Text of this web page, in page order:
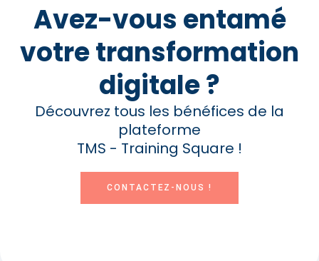
Avez-vous entamé
votre transformation
digitale ?
Découvrez tous les bénéfices de la
plateforme
TMS - Training Square !
CONTACTEZ-NOUS !